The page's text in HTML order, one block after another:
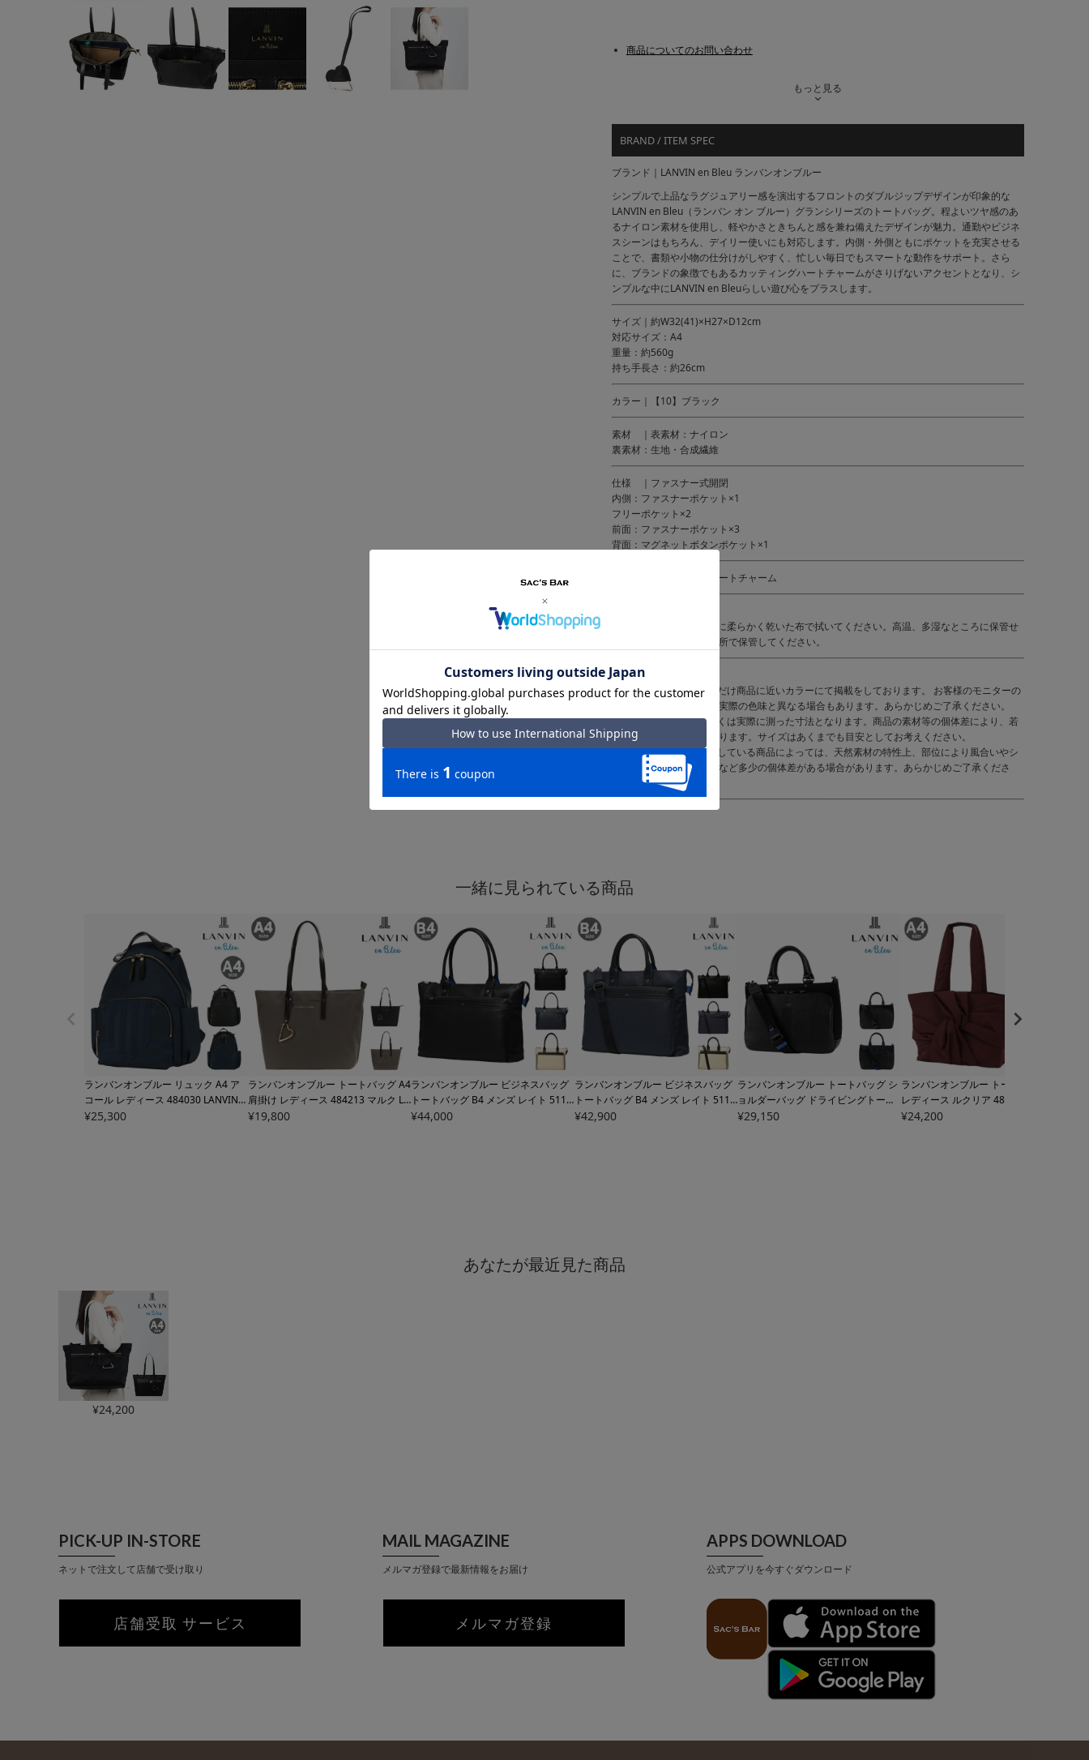
商品についてのお問い合わせ
もっと見る
BRAND / ITEM SPEC
ブランド｜LANVIN en Bleu ランバンオンブルー
シンプルで上品なラグジュアリー感を演出するフロントのダブルジップデザインが印象的な
LANVIN en Bleu（ランバン オン ブルー）グランシリーズのトートバッグ。程よいツヤ感のあ
るナイロン素材を使用し、軽やかさときちんと感を兼ね備えたデザインが魅力。通勤やビジネ
スシーンはもちろん、デイリー使いにも対応します。内側・外側ともにポケットを充実させる
ことで、書類や小物の仕分けがしやすく、忙しい毎日でもスマートな動作をサポート。さら
に、ブランドの象徴でもあるカッティングハートチャームがさりげないアクセントとなり、シ
ンプルな中にLANVIN en Bleuらしい遊び心をプラスします。
サイズ｜約W32(41)×H27×D12cm
対応サイズ：A4
重量：約560g
持ち手長さ：約26cm
カラー｜【10】ブラック
素材 ｜表素材：ナイロン
裏素材：生地・合成繊維
仕様 ｜ファスナー式開閉
内側：ファスナーポケット×1
フリーポケット×2
前面：ファスナーポケット×3
背面：マグネットボタンポケット×1
付属 ｜カッティングハートチャーム
※雨や水に濡れたらすぐに柔らかく乾いた布で拭いてください。高温、多湿なところに保管せ
ず風通しの良い涼しい場所で保管してください。
ご注意ください｜
● 商品の画像は、できるだけ商品に近いカラーにて掲載をしております。 お客様のモニターの
発色または設定により、実際の色味と異なる場合もあります。あらかじめご了承ください。
● メーカーサイズ、もしくは実際に測った寸法となります。商品の素材等の個体差により、若
干サイズのばらつきがあります。サイズはあくまでも目安としてお考えください。
● 天然皮革・素材を使用している商品によっては、天然素材の特性上、部位により風合いやシ
ミ・シワ感や焦げ、濃淡など多少の個体差がある場合があります。あらかじめご了承くださ
一緒に見られている商品
ランバンオンブルー リュック A4 ア
コール レディース 484030 LANVIN e
n Bleu | 通勤
¥25,300
ランバンオンブルー トートバッグ A4
肩掛け レディース 484213 マルク LA
NVIN en Bleu 通勤 ビジネストート
¥19,800
ランバンオンブルー ビジネスバッグ
トートバッグ B4 メンズ レイト 5117
01 LANVIN en Bleu | 通勤
¥44,000
ランバンオンブルー ビジネスバッグ
トートバッグ B4 メンズ レイト 5115
01 LANVIN en Bleu | ショルダーバ
¥42,900
ランバンオンブルー トートバッグ シ
ョルダーバッグ ドライビングトート
ビジネスバッグ 2way メンズ
¥29,150
ランバンオンブルー トートバッグ A4
レディース ルクリア 484670 LANVI
N en Bleu | ドレープ 肩掛け 通勤 通
¥24,200
あなたが最近見た商品
¥24,200
PICK-UP IN-STORE
ネットで注文して店舗で受け取り
店舗受取 サービス
MAIL MAGAZINE
メルマガ登録で最新情報をお届け
メルマガ登録
APPS DOWNLOAD
公式アプリを今すぐダウンロード